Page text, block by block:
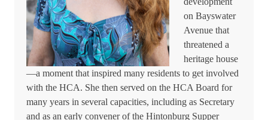
on Bayswater
Avenue that
threatened a
heritage house
—a moment that inspired many residents to get involved
with the HCA. She then served on the HCA Board for
many years in several capacities, including as Secretary
and as an early convener of the Hintonburg Supper